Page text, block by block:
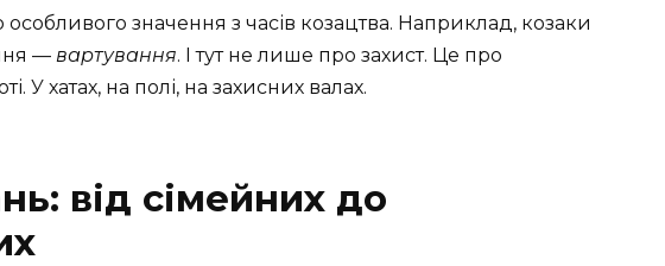
особливого значення з часів козацтва. Наприклад, козаки
— вартування. І тут не лише про захист. Це про
У хатах, на полі, на захисних валах.
від сімейних до